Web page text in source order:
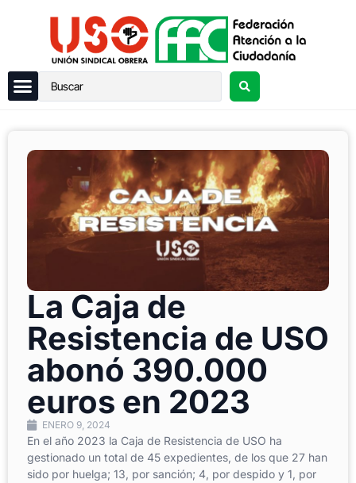
La Caja de
Resistencia de USO
abonó 390.000
euros en 2023
ENERO 9, 2024
En el año 2023 la Caja de Resistencia de USO ha
gestionado un total de 45 expedientes, de los que 27 han
sido por huelga; 13, por sanción; 4, por despido y 1, por